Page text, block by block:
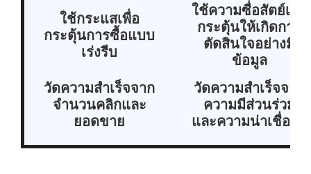
ใช้กระแสเพื่อ
กระตุ้นการซื้อแบบ
เร่งรีบ
ใช้ความซื่อสัตย์เพื่อ
กระตุ้นให้เกิดการ
ตัดสินใจอย่างมี
ข้อมูล
วัดความสำเร็จจาก
จำนวนคลิกและ
ยอดขาย
วัดความสำเร็จจาก
ความมีส่วนร่วม
และความน่าเชื่อถือ